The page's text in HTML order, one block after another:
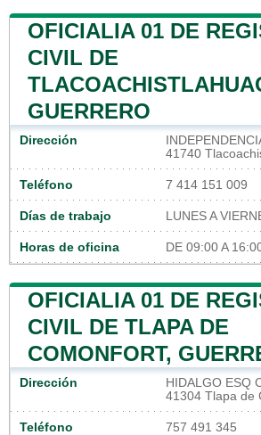
OFICIALIA 01 DE
CIVIL DE
GUERRERO
Dirección
41740
Teléfono 7 414 151 009
Días de trabajo LUNES A
Horas de oficina DE 09:00 A
OFICIALIA 01 DE
CIVIL DE TLAPA DE
COMONFORT,
Dirección
HIDALGO ESQ
41304 Tlapa de
Teléfono 757 491 345